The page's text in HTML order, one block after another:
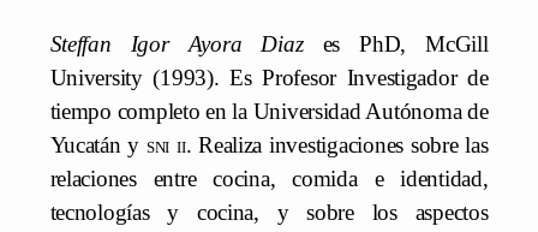
Steffan Igor Ayora Diazes PhD, McGill
University (1993). Es Profesor Investigador de
tiempo completo en la Universidad Autónoma de
Yucatán ysni ii. Realiza investigaciones sobre las
relaciones entre cocina, comida e identidad,
tecnologías y cocina, y sobre los aspectos